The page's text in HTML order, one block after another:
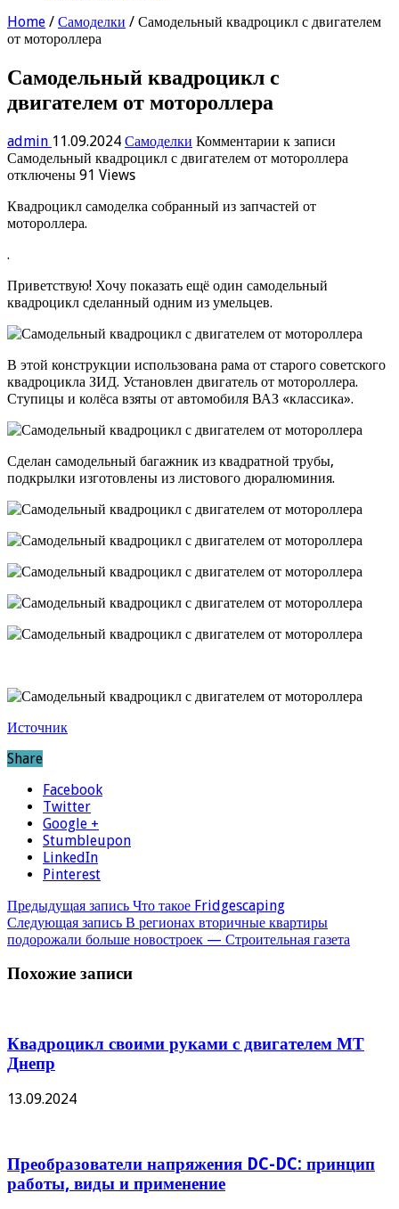
Home / Самоделки / Самодельный квадроцикл с двигателем
от мотороллера
Самодельный квадроцикл с
двигателем от мотороллера
admin 11.09.2024 Самоделки Комментарии к записи
Самодельный квадроцикл с двигателем от мотороллера
отключены 91 Views
Квадроцикл самоделка собранный из запчастей от
мотороллера.
.
Приветствую! Хочу показать ещё один самодельный
квадроцикл сделанный одним из умельцев.
В этой конструкции использована рама от старого советского
квадроцикла ЗИД. Установлен двигатель от мотороллера.
Ступицы и колёса взяты от автомобиля ВАЗ «классика».
Сделан самодельный багажник из квадратной трубы,
подкрылки изготовлены из листового дюралюминия.
Источник
Share
Facebook
Twitter
Google +
Stumbleupon
LinkedIn
Pinterest
Предыдущая запись Что такое Fridgescaping
Следующая запись В регионах вторичные квартиры
подорожали больше новостроек — Строительная газета
Похожие записи
Квадроцикл своими руками с двигателем МТ
Днепр
13.09.2024
Преобразователи напряжения DC-DC: принцип
работы, виды и применение